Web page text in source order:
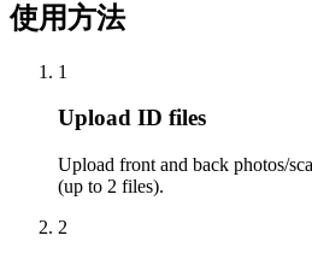
使用方法
1
Upload ID files
Upload front and back photos/
(up to 2 files).
2